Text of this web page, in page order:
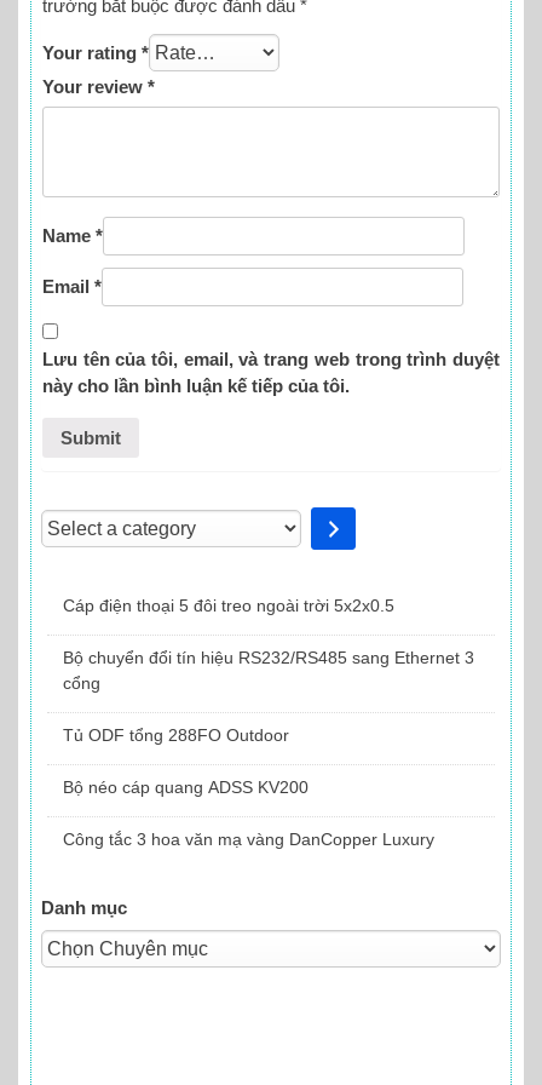
trường bắt buộc được đánh dấu *
Your rating *
Your review *
Name *
Email *
Lưu tên của tôi, email, và trang web trong trình duyệt
này cho lần bình luận kế tiếp của tôi.
Select
a
Cáp điện thoại 5 đôi treo ngoài trời 5x2x0.5
Bộ chuyển đổi tín hiệu RS232/RS485 sang Ethernet 3
cổng
Tủ ODF tổng 288FO Outdoor
Bộ néo cáp quang ADSS KV200
Công tắc 3 hoa văn mạ vàng DanCopper Luxury
Danh mục